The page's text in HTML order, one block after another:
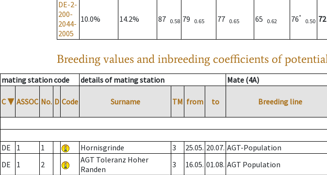
DE-2-
200-
2044-
2005
10.0% 14.2% 87 0.58 79 0.65 77 0.65 65 0.62 76*
0.50 72
Breeding values and inbreeding coefficients of
mating station code details of mating station Mate (4A)
C ▼ ASSOC No. D Code Surname TM from to Breeding line
DE
1 1 Hornisgrinde 3 25.05. 20.07. AGT-Population
DE
1 2
AGT Toleranz Hoher
Randen
3 16.05. 01.08. AGT Population